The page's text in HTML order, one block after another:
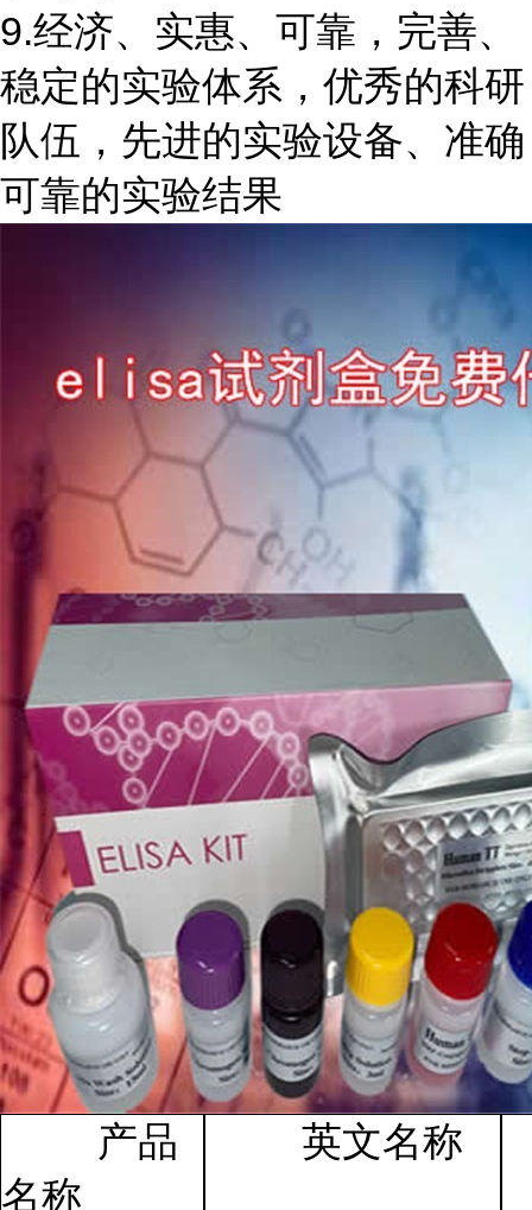
9.经济、实惠、可靠，完善、
稳定的实验体系，优秀的科研
队伍，先进的实验设备、准确
可靠的实验结果
产品
名称
英文名称